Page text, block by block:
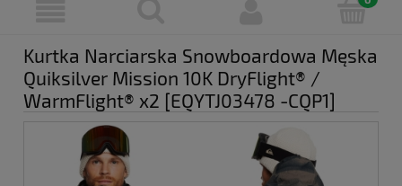
Kurtka Narciarska Snowboardowa Męska
Quiksilver Mission 10K DryFlight® /
WarmFlight® x2 [EQYTJ03478 -CQP1]